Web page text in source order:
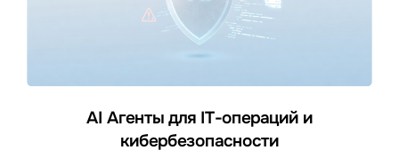
AI Агенты для IT-операций и
кибербезопасности